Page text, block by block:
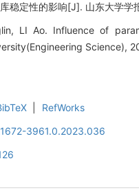
稳定性的影响[J]. 山东大学
LI Ao. Influence of
Science),
RefWorks
3961.0.2023.036